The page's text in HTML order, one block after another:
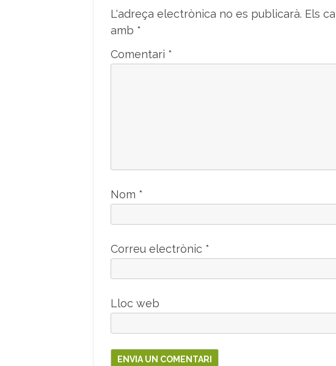
L'adreça electrònica no es publicarà. Els
amb *
Comentari *
Nom *
Correu electrònic *
Lloc web